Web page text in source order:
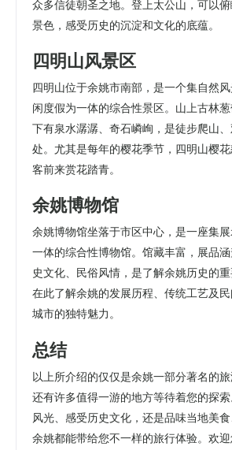
众多信徒朝圣之地。登上太公山，可以
景色，感受历史的沉淀和文化的底蕴。
四明山风景区
四明山位于余姚市南部，是一个集自然
闲度假为一体的综合性景区。山上古林
下有泉水潺潺、奇石嶙峋，是徒步爬山
处。尤其是每年的樱花季节，四明山樱
客前来赏花踏青。
余姚博物馆
余姚博物馆坐落于市区中心，是一座集
一体的综合性博物馆。馆藏丰富，展品
史文化、民俗风情，是了解余姚历史的
在此了解余姚的发展历程、传统工艺及
城市的独特魅力。
总结
以上所介绍的仅仅是余姚一部分著名的
还有许多值得一游的地方等待着您的探
风光、感受历史文化，还是品味当地美食
余姚都能带给您不一样的旅行体验。欢